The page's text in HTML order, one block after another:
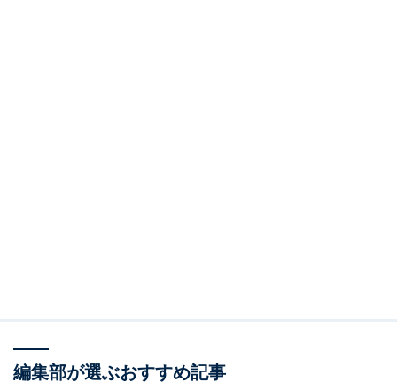
LOVOT [らぼっと] めじるしアクセサリー（画像出典：バンダイ）
編集部が選ぶおすすめ記事